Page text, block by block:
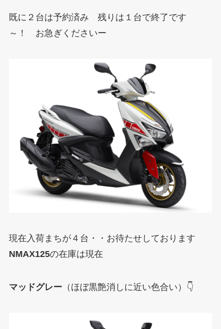
既に２台は予約済み 残りは１台で終了です
～！ お急ぎくださいー
現在入荷まちが４台・・お待たせしております
NMAX125の在庫は現在
マッドグレー （ほぼ黒艶消しに近い色合い）👇